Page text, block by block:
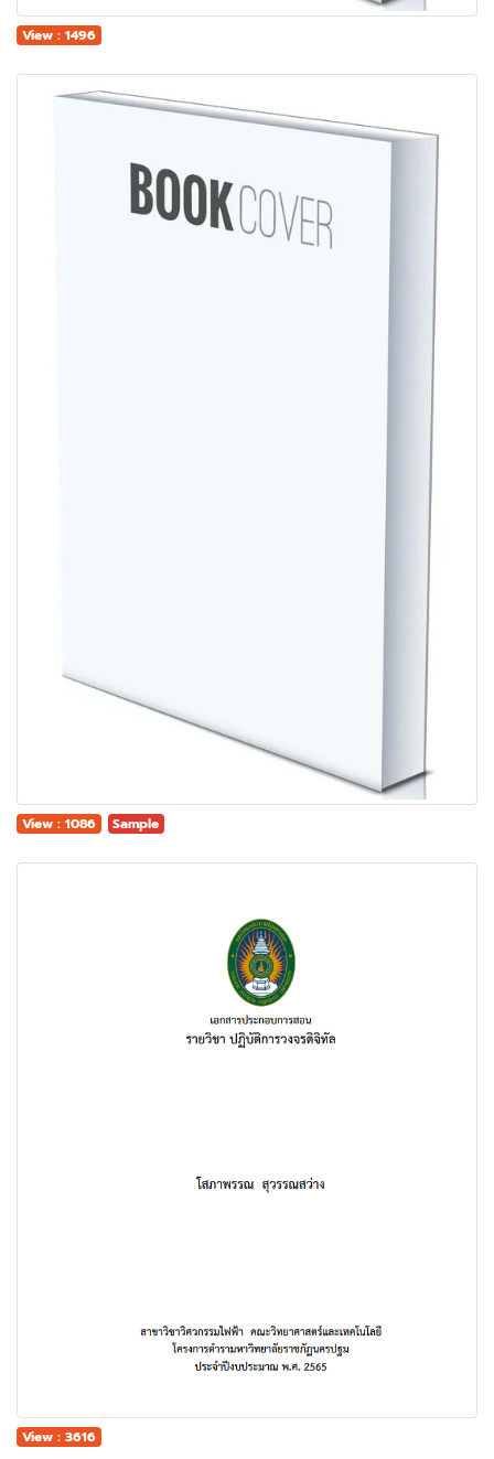
View : 1496
View : 1086 Sample
View : 3616